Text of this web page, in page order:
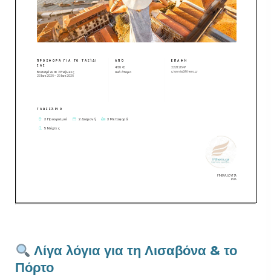
Λίγα λόγια για τη Λισαβόνα & το
Πόρτο